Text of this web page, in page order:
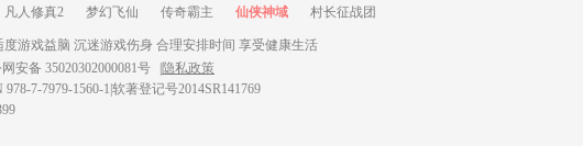
凡人修真2 梦幻飞仙 传奇霸主 仙侠神域 村长征战团
游戏益脑 沉迷游戏伤身 合理安排时间 享受健康生活
安备 35020302000081号
隐私政策
7-7979-1560-1|软著登记号2014SR141769